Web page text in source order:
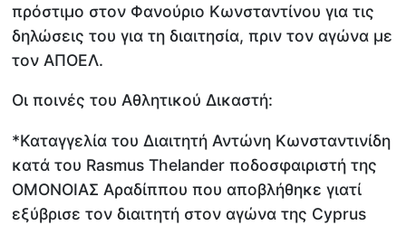
πρόστιμο στον Φανούριο Κωνσταντίνου για τις
δηλώσεις του για τη διαιτησία, πριν τον αγώνα με
τον ΑΠΟΕΛ.
Οι ποινές του Αθλητικού Δικαστή:
*Καταγγελία του Διαιτητή Αντώνη Κωνσταντινίδη
κατά του Rasmus Thelander ποδοσφαιριστή της
ΟΜΟΝΟΙΑΣ Αραδίππου που αποβλήθηκε γιατί
εξύβρισε τον διαιτητή στον αγώνα της Cyprus